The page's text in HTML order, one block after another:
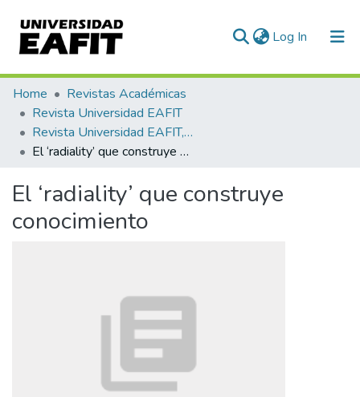
Log In (current)
Communities & Collections
All of DSpace
Statistics
Home
Revistas Académicas
Revista Universidad EAFIT
Revista Universidad EAFIT, Vol. 50, Núm. 165 (2015)
El ‘radiality’ que construye conocimiento
El ‘radiality’ que construye
conocimiento